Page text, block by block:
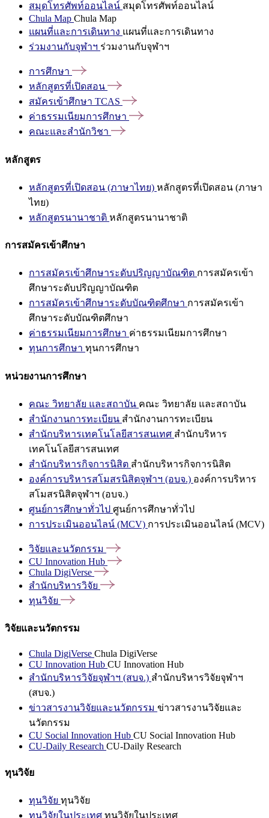
สมุดโทรศัพท์ออนไลน์ สมุดโทรศัพท์ออนไลน์
Chula Map Chula Map
แผนที่และการเดินทาง แผนที่และการเดินทาง
ร่วมงานกับจุฬาฯ ร่วมงานกับจุฬาฯ
การศึกษา
หลักสูตรที่เปิดสอน
สมัครเข้าศึกษา TCAS
ค่าธรรมเนียมการศึกษา
คณะและสำนักวิชา
หลักสูตร
หลักสูตรที่เปิดสอน (ภาษาไทย) หลักสูตรที่เปิดสอน (ภาษา
ไทย)
หลักสูตรนานาชาติ หลักสูตรนานาชาติ
การสมัครเข้าศึกษา
การสมัครเข้าศึกษาระดับปริญญาบัณฑิต การสมัครเข้า
ศึกษาระดับปริญญาบัณฑิต
การสมัครเข้าศึกษาระดับบัณฑิตศึกษา การสมัครเข้า
ศึกษาระดับบัณฑิตศึกษา
ค่าธรรมเนียมการศึกษา ค่าธรรมเนียมการศึกษา
ทุนการศึกษา ทุนการศึกษา
หน่วยงานการศึกษา
คณะ วิทยาลัย และสถาบัน คณะ วิทยาลัย และสถาบัน
สำนักงานการทะเบียน สำนักงานการทะเบียน
สำนักบริหารเทคโนโลยีสารสนเทศ สำนักบริหาร
เทคโนโลยีสารสนเทศ
สำนักบริหารกิจการนิสิต สำนักบริหารกิจการนิสิต
องค์การบริหารสโมสรนิสิตจุฬาฯ (อบจ.) องค์การบริหาร
สโมสรนิสิตจุฬาฯ (อบจ.)
ศูนย์การศึกษาทั่วไป ศูนย์การศึกษาทั่วไป
การประเมินออนไลน์ (MCV) การประเมินออนไลน์ (MCV)
วิจัยและนวัตกรรม
CU Innovation Hub
Chula DigiVerse
สำนักบริหารวิจัย
ทุนวิจัย
วิจัยและนวัตกรรม
Chula DigiVerse Chula DigiVerse
CU Innovation Hub CU Innovation Hub
สำนักบริหารวิจัยจุฬาฯ (สบจ.) สำนักบริหารวิจัยจุฬาฯ
(สบจ.)
ข่าวสารงานวิจัยและนวัตกรรม ข่าวสารงานวิจัยและ
นวัตกรรม
CU Social Innovation Hub CU Social Innovation Hub
CU-Daily Research CU-Daily Research
ทุนวิจัย
ทุนวิจัย ทุนวิจัย
ทุนวิจัยในประเทศ ทุนวิจัยในประเทศ